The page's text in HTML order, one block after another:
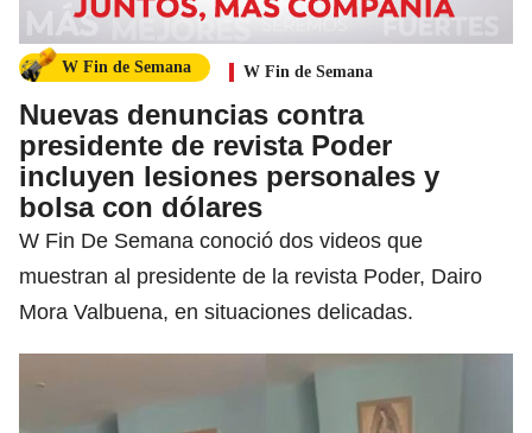
W Fin de Semana W Fin de Semana
Nuevas denuncias contra
presidente de revista Poder
incluyen lesiones personales y
bolsa con dólares
W Fin De Semana conoció dos videos que
muestran al presidente de la revista Poder, Dairo
Mora Valbuena, en situaciones delicadas.